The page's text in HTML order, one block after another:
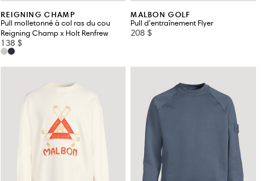
REIGNING CHAMP
Pull molletonné à col ras du cou
Reigning Champ x Holt Renfrew
138 $
MALBON GOLF
Pull d’entraînement Flyer
208 $